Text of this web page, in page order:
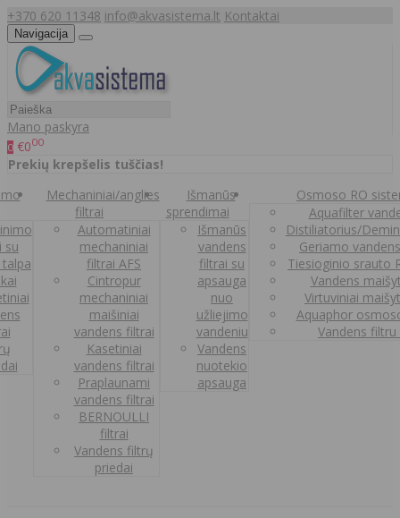
+370 620 11348 info@akvasistema.lt Kontaktai
Navigacija
Mano paskyra
0 €000
Prekių krepšelis tuščias!
su
Mechaniniai/anglies
filtrai
Automatiniai
mechaniniai
filtrai AFS
Cintropur
mechaniniai
maišiniai
vandens filtrai
Kasetiniai
vandens filtrai
Praplaunami
vandens filtrai
BERNOULLI
filtrai
Vandens filtrų
priedai
Išmanūs
sprendimai
Išmanūs
vandens
filtrai su
apsauga
nuo
užliejimo
vandeniu
Vandens
nuotekio
apsauga
Osmoso RO
Aquafilter
Distiliatorius/
Geriamo
Tiesioginio srauto
Vandens
Virtuviniai
Aquaphor
Vandens filtru